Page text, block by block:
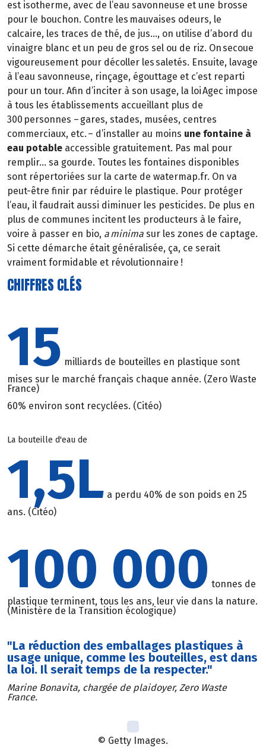
est isotherme, avec de l’eau savonneuse et une brosse
pour le bouchon. Contre les mauvaises odeurs, le
calcaire, les traces de thé, de jus…, on utilise d’abord du
vinaigre blanc et un peu de gros sel ou de riz. On secoue
vigoureusement pour décoller les saletés. Ensuite, lavage
à l’eau savonneuse, rinçage, égouttage et c’est reparti
pour un tour. Afin d’inciter à son usage, la loi Agec impose
à tous les établissements accueillant plus de
300 personnes – gares, stades, musées, centres
commerciaux, etc. – d’installer au moins une fontaine à
eau potable accessible gratuitement. Pas mal pour
remplir… sa gourde. Toutes les fontaines disponibles
sont répertoriées sur la carte de watermap.fr. On va
peut-être finir par réduire le plastique. Pour protéger
l’eau, il faudrait aussi diminuer les pesticides. De plus en
plus de communes incitent les producteurs à le faire,
voire à passer en bio, a minima sur les zones de captage.
Si cette démarche était généralisée, ça, ce serait
vraiment formidable et révolutionnaire !
CHIFFRES CLÉS
15 milliards de bouteilles en plastique sont
mises sur le marché français chaque année. (Zero Waste
France)
60% environ sont recyclées. (Citéo)
La bouteille d'eau de
1,5L a perdu 40% de son poids en 25
ans. (Citéo)
100 000 tonnes de
plastique terminent, tous les ans, leur vie dans la nature.
(Ministère de la Transition écologique)
"La réduction des emballages plastiques à
usage unique, comme les bouteilles, est dans
la loi. Il serait temps de la respecter."
Marine Bonavita, chargée de plaidoyer, Zero Waste
France.
© Getty Images.